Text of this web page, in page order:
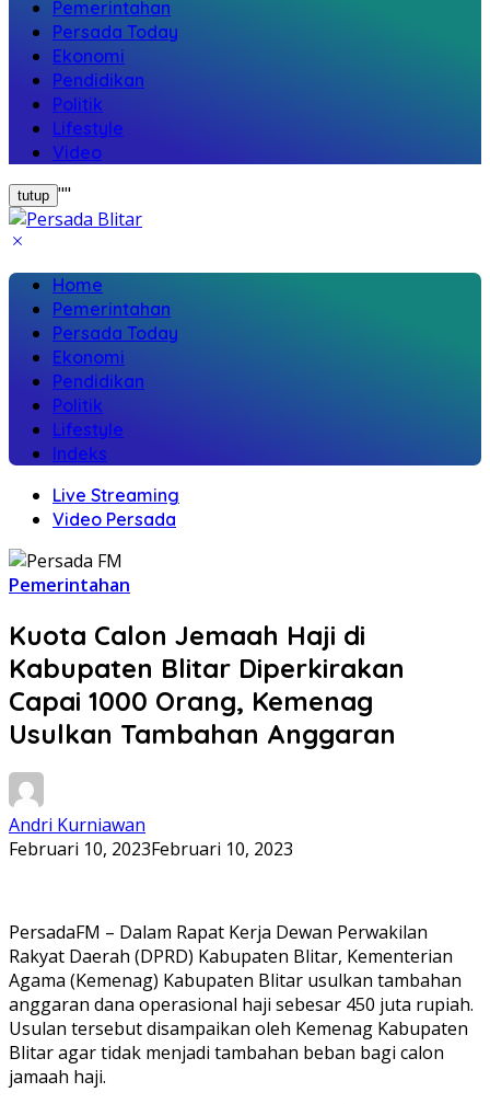
Pemerintahan
Persada Today
Ekonomi
Pendidikan
Politik
Lifestyle
Video
tutup ""
Home
Pemerintahan
Persada Today
Ekonomi
Pendidikan
Politik
Lifestyle
Indeks
Live Streaming
Video Persada
Pemerintahan
Kuota Calon Jemaah Haji di
Kabupaten Blitar Diperkirakan
Capai 1000 Orang, Kemenag
Usulkan Tambahan Anggaran
Andri Kurniawan
Februari 10, 2023Februari 10, 2023
PersadaFM – Dalam Rapat Kerja Dewan Perwakilan
Rakyat Daerah (DPRD) Kabupaten Blitar, Kementerian
Agama (Kemenag) Kabupaten Blitar usulkan tambahan
anggaran dana operasional haji sebesar 450 juta rupiah.
Usulan tersebut disampaikan oleh Kemenag Kabupaten
Blitar agar tidak menjadi tambahan beban bagi calon
jamaah haji.